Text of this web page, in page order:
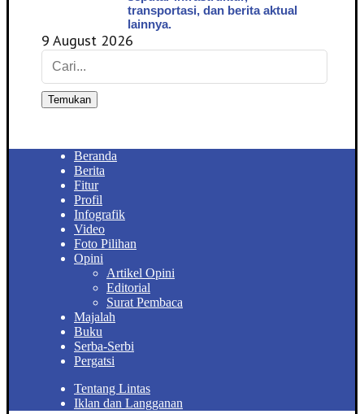
transportasi, dan berita aktual
lainnya.
9 August 2026
Temukan
Beranda
Berita
Fitur
Profil
Infografik
Video
Foto Pilihan
Opini
Artikel Opini
Editorial
Surat Pembaca
Majalah
Buku
Serba-Serbi
Pergatsi
Tentang Lintas
Iklan dan Langganan